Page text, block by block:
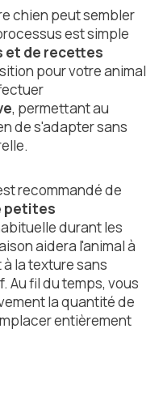
chien peut sembler
est simple
et de recettes
pour votre animal
, permettant au
de s'adapter sans
recommandé de
petites
durant les
aidera l'animal à
la texture sans
fil du temps, vous
la quantité de
entièrement